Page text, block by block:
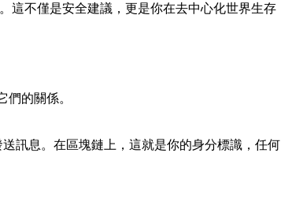
。這不僅是安全建議，更是你在去中心化世界生存
的關係。
訊息。在區塊鏈上，這就是你的身分標識，任何